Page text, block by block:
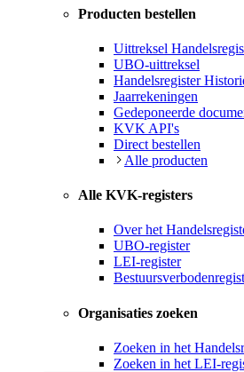
Producten bestellen
Uittreksel
UBO-uittreksel
Handelsregister
Jaarrekeningen
Gedeponeerde
KVK API's
Direct bestellen
Alle producten
Alle KVK-registers
Over het
UBO-register
LEI-register
Organisaties zoeken
Zoeken in het
Zoeken in het LEI-